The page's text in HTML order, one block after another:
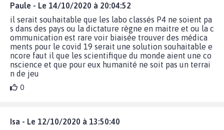
Paule - Le 14/10/2020 à 20:04:52
il serait souhaitable que les labo classés P4 ne soient pa
s dans des pays ou la dictature règne en maitre et ou la c
ommunication est rare voir biaisée trouver des médica
ments pour le covid 19 serait une solution souhaitable e
ncore faut il que les scientifique du monde aient une co
nscience et que pour eux humanité ne soit pas un terrai
n de jeu
0
Isa - Le 12/10/2020 à 13:50:40